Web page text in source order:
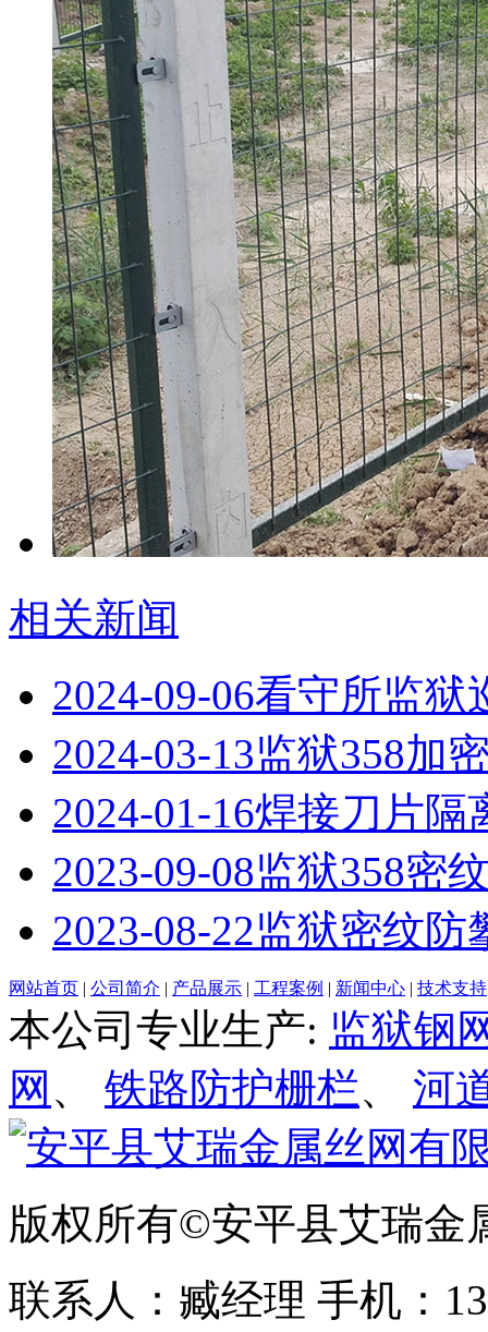
相关新闻
2024-09-06看守所监狱
2024-03-13监狱358加
2024-01-16焊接刀片隔
2023-09-08监狱358密
2023-08-22监狱密纹防
网站首页 | 公司简介 | 产品展示 | 工程案例 | 新闻中心 | 技术支持
本公司专业生产: 监狱钢
网 、 铁路防护栅栏、 河
版权所有©安平县艾瑞金
联系人：臧经理 手机：